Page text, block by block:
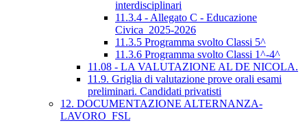
interdisciplinari
11.3.4 - Allegato C - Educazione
Civica_2025-2026
11.3.5 Programma svolto Classi 5^
11.3.6 Programma svolto Classi 1^-4^
11.08 - LA VALUTAZIONE AL DE NICOLA.
11.9. Griglia di valutazione prove orali esami
preliminari. Candidati privatisti
12. DOCUMENTAZIONE ALTERNANZA-
LAVORO_FSL